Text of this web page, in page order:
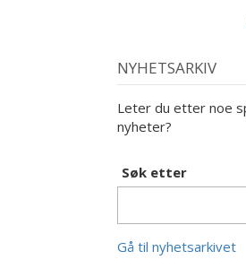
NYHETSARKIV
Leter du etter noe
nyheter?
Søk etter
Gå til nyhetsarkivet